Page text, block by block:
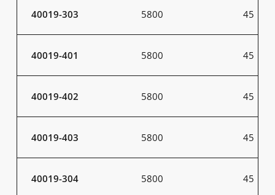
40019-303 5800 45
40019-401 5800 45
40019-402 5800 45
40019-403 5800 45
40019-304 5800 45